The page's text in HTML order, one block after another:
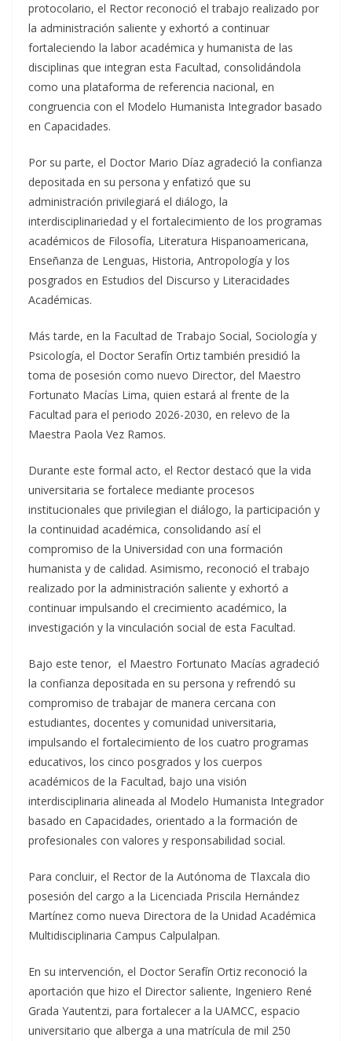
protocolario, el Rector reconoció el trabajo realizado por
la administración saliente y exhortó a continuar
fortaleciendo la labor académica y humanista de las
disciplinas que integran esta Facultad, consolidándola
como una plataforma de referencia nacional, en
congruencia con el Modelo Humanista Integrador basado
en Capacidades.
Por su parte, el Doctor Mario Díaz agradeció la confianza
depositada en su persona y enfatizó que su
administración privilegiará el diálogo, la
interdisciplinariedad y el fortalecimiento de los programas
académicos de Filosofía, Literatura Hispanoamericana,
Enseñanza de Lenguas, Historia, Antropología y los
posgrados en Estudios del Discurso y Literacidades
Académicas.
Más tarde, en la Facultad de Trabajo Social, Sociología y
Psicología, el Doctor Serafín Ortiz también presidió la
toma de posesión como nuevo Director, del Maestro
Fortunato Macías Lima, quien estará al frente de la
Facultad para el periodo 2026-2030, en relevo de la
Maestra Paola Vez Ramos.
Durante este formal acto, el Rector destacó que la vida
universitaria se fortalece mediante procesos
institucionales que privilegian el diálogo, la participación y
la continuidad académica, consolidando así el
compromiso de la Universidad con una formación
humanista y de calidad. Asimismo, reconoció el trabajo
realizado por la administración saliente y exhortó a
continuar impulsando el crecimiento académico, la
investigación y la vinculación social de esta Facultad.
Bajo este tenor, el Maestro Fortunato Macías agradeció
la confianza depositada en su persona y refrendó su
compromiso de trabajar de manera cercana con
estudiantes, docentes y comunidad universitaria,
impulsando el fortalecimiento de los cuatro programas
educativos, los cinco posgrados y los cuerpos
académicos de la Facultad, bajo una visión
interdisciplinaria alineada al Modelo Humanista Integrador
basado en Capacidades, orientado a la formación de
profesionales con valores y responsabilidad social.
Para concluir, el Rector de la Autónoma de Tlaxcala dio
posesión del cargo a la Licenciada Priscila Hernández
Martínez como nueva Directora de la Unidad Académica
Multidisciplinaria Campus Calpulalpan.
En su intervención, el Doctor Serafín Ortiz reconoció la
aportación que hizo el Director saliente, Ingeniero René
Grada Yautentzi, para fortalecer a la UAMCC, espacio
universitario que alberga a una matrícula de mil 250